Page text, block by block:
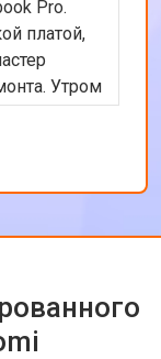
Pro.
платой,
Утром
и к